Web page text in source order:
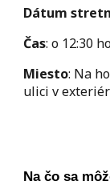
Dátum
Čas: o 12:30
Miesto: Na
ulici v
Na čo sa